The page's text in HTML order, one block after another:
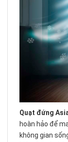
Quạt đứng
hoàn hảo để
không gian